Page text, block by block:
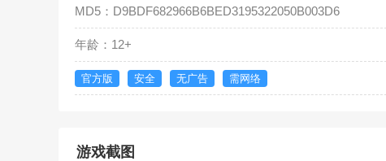
MD5：D9BDF682966B6BED3195322050B003D6
年龄：12+
官方版 安全 无广告 需网络
游戏截图